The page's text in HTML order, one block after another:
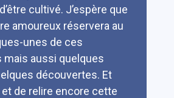
cultivé. J’espère que
amoureux réservera au
unes de ces
aussi quelques
découvertes. Et
et de relire encore cette